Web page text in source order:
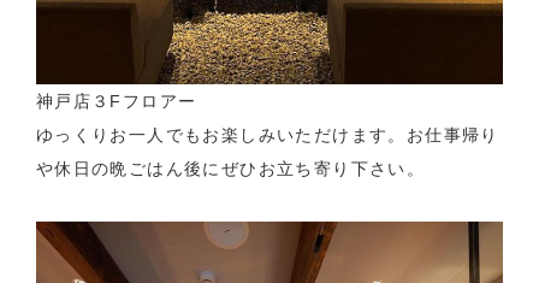
神戸店３Fフロアー
ゆっくりお一人でもお楽しみいただけます。お仕事帰り
や休日の晩ごはん後にぜひお立ち寄り下さい。